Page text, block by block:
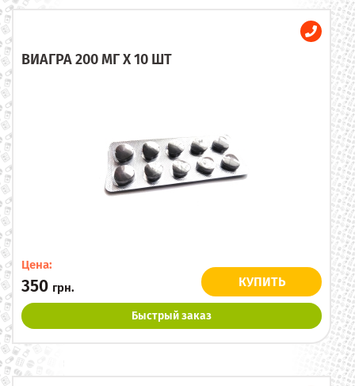
ВИАГРА 200 МГ X 10 ШТ
Цена:
350 грн. КУПИТЬ
Быстрый заказ